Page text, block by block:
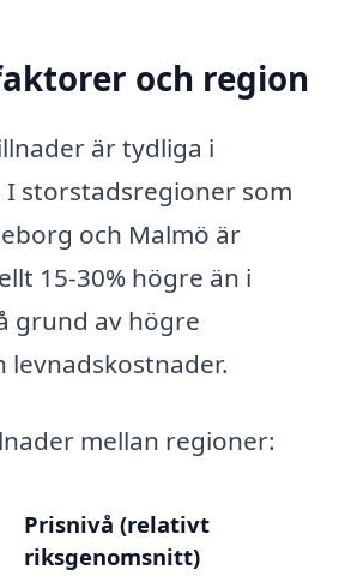
och region
är tydliga i
storstadsregioner som
och Malmö är
15-30% högre än i
grund av högre
mellan regioner:
Prisnivå (relativt
riksgenomsnitt)